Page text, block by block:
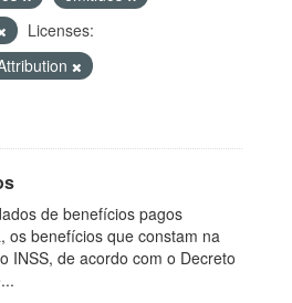
Licenses:
de benefícios pagos
os benefícios que constam na
INSS, de acordo com o Decreto